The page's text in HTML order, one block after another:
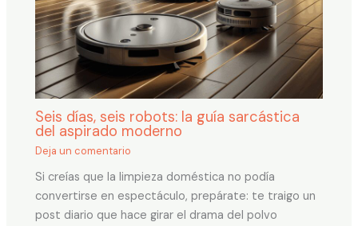
Seis días, seis robots: la guía sarcástica
del aspirado moderno
Deja un comentario
Si creías que la limpieza doméstica no podía
convertirse en espectáculo, prepárate: te traigo un
post diario que hace girar el drama del polvo